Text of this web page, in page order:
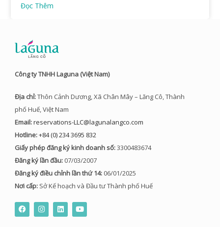
Đọc Thêm
Công ty TNHH Laguna (Việt Nam)
Địa chỉ:Thôn Cảnh Dương, Xã Chân Mây – Lăng Cô, Thành
phố Huế, Việt Nam
Email:reservations-LLC@lagunalangco.com
Hotline:+84 (0) 234 3695 832
Giấy phép đăng ký kinh doanh số:3300483674
Đăng ký lần đầu: 07/03/2007
Đăng ký điều chỉnh lần thứ 14: 06/01/2025
Nơi cấp: Sở Kế hoạch và Đầu tư Thành phố Huế
F
a
c
I
n
s
L
i
n
Y
o
u